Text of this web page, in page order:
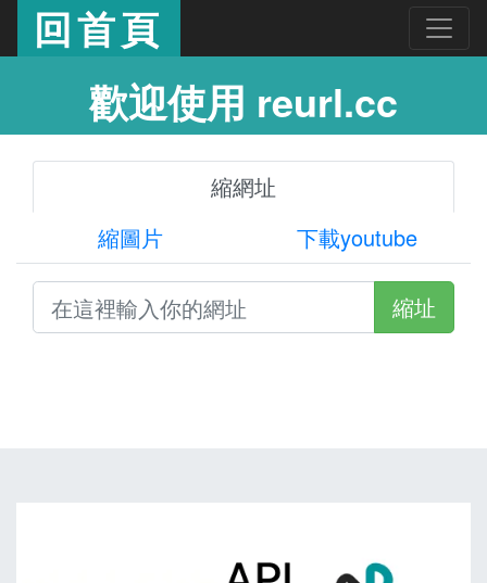
回首頁
歡迎使用 reurl.cc
縮網址
縮圖片
下載youtube
縮址